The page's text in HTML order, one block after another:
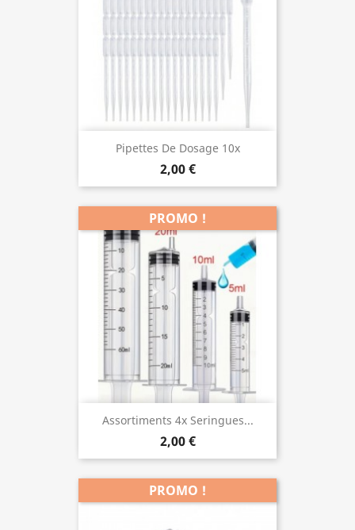
Pipettes De Dosage 10x
2,00 €
Assortiments 4x Seringues...
2,00 €
PROMO !
PROMO !